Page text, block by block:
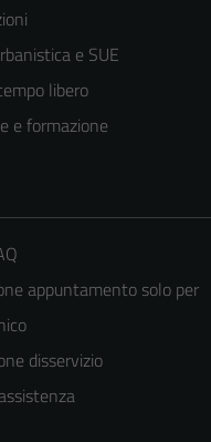
e SUE
libero
e formazione
appuntamento solo per
disservizio